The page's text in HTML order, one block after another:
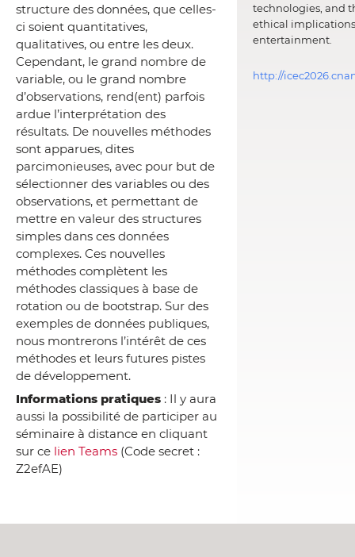
structure des données, que celles-
ci soient quantitatives,
qualitatives, ou entre les deux.
Cependant, le grand nombre de
variable, ou le grand nombre
d’observations, rend(ent) parfois
ardue l’interprétation des
résultats. De nouvelles méthodes
sont apparues, dites
parcimonieuses, avec pour but de
sélectionner des variables ou des
observations, et permettant de
mettre en valeur des structures
simples dans ces données
complexes. Ces nouvelles
méthodes complètent les
méthodes classiques à base de
rotation ou de bootstrap. Sur des
exemples de données publiques,
nous montrerons l’intérêt de ces
méthodes et leurs futures pistes
de développement.
Informations pratiques : Il y aura
aussi la possibilité de participer au
séminaire à distance en cliquant
sur ce lien Teams (Code secret :
Z2efAE)
technologies, and
ethical
entertainment.
http://